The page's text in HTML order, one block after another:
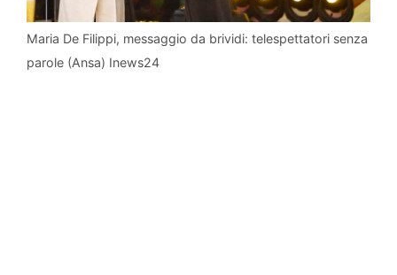
Maria De Filippi, messaggio da brividi: telespettatori senza
parole (Ansa) Inews24